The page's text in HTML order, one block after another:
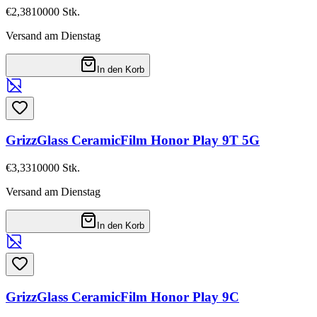
€2,3810000 Stk.
Versand am Dienstag
In den Korb
GrizzGlass CeramicFilm Honor Play 9T 5G
€3,3310000 Stk.
Versand am Dienstag
In den Korb
GrizzGlass CeramicFilm Honor Play 9C